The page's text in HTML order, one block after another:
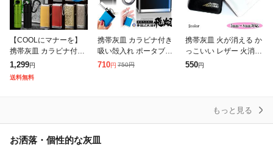
【COOLにマナーを】
携帯灰皿 カラビナ付き
吸い殻入れ 金属製 フタ
付き 小型 軽量 NEK 79
87140 喫煙グッズ アッ
1,299円
送料無料
携帯灰皿 カラビナ付き
吸い殻入れ ポータブル
アッシュトレイ 金属製
710円 750円
携帯灰皿 火が消える か
っこいい レザー 火消内
蔵 吸殻入れ 選べる ホ
550円
もっと見る
お洒落・個性的な灰皿